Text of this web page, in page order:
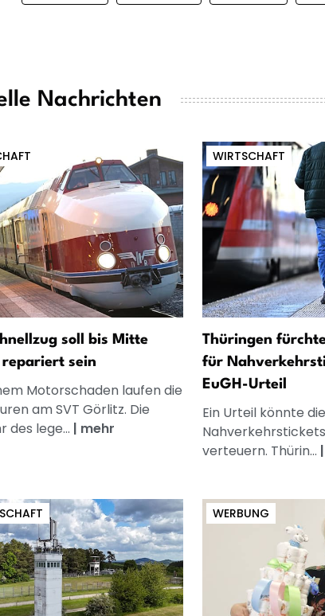
Nachrichten
soll bis Mitte
sein
Motorschaden laufen die
am SVT Görlitz. Die
des lege... | mehr
WIRTSCHAFT
Thüringen
für
EuGH-Urteil
Ein Urteil könnte die
verteuern. Thürin... |
WERBUNG